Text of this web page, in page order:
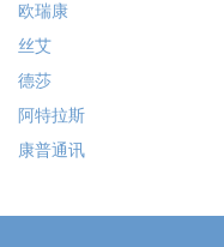
欧瑞康
丝艾
德莎
阿特拉斯
康普通讯